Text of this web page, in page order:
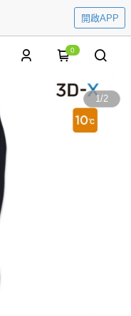
開啟APP
0
1/2